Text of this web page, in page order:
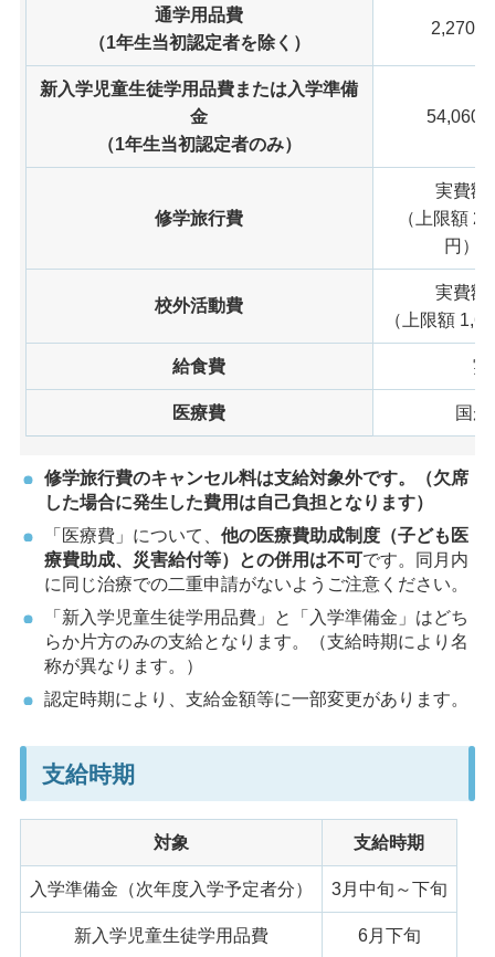
通学用品費
（1年生当初認定者を除く）
2,270円
新入学児童生徒学用品費または入学準備
金
（1年生当初認定者のみ）
54,060
修学旅行費
実費額
（上限額
円）
校外活動費
実費額
（上限額
給食費 実
医療費 国
修学旅行費のキャンセル料は支給対象外です。（欠席
した場合に発生した費用は自己負担となります）
「医療費」について、 他の医療費助成制度（子ども医
療費助成、災害給付等）との併用は不可です。同月内
に同じ治療での二重申請がないようご注意ください。
「新入学児童生徒学用品費」と「入学準備金」はどち
らか片方のみの支給となります。（支給時期により名
称が異なります。）
認定時期により、支給金額等に一部変更があります。
支給時期
対象 支給時期
入学準備金（次年度入学予定者分） 3月中旬～下旬
新入学児童生徒学用品費 6月下旬